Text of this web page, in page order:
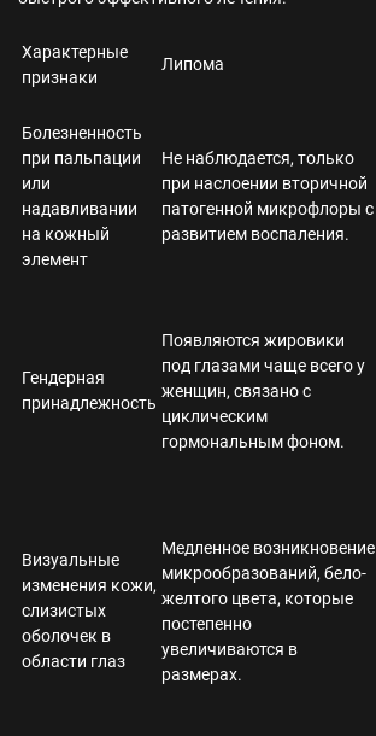
Характерные
признаки
Липома
Болезненность
при пальпации
или
надавливании
на кожный
элемент
Не наблюдается, только
при наслоении вторичной
патогенной микрофлоры с
развитием воспаления.
Гендерная
принадлежность
Появляются жировики
под глазами чаще всего у
женщин, связано с
циклическим
гормональным фоном.
Визуальные
изменения кожи,
слизистых
оболочек в
области глаз
Медленное возникновение
микрообразований, бело-
желтого цвета, которые
постепенно
увеличиваются в
размерах.